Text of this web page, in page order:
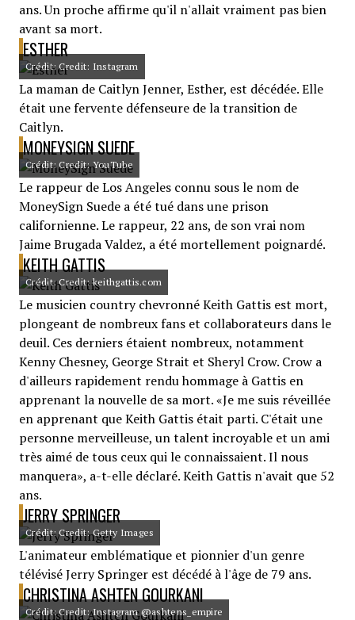
ans. Un proche affirme qu'il n'allait vraiment pas bien
avant sa mort.
ESTHER
Crédit: Credit: Instagram
La maman de Caitlyn Jenner, Esther, est décédée. Elle
était une fervente défenseure de la transition de
Caitlyn.
MONEYSIGN SUEDE
Crédit: Credit: YouTube
Le rappeur de Los Angeles connu sous le nom de
MoneySign Suede a été tué dans une prison
californienne. Le rappeur, 22 ans, de son vrai nom
Jaime Brugada Valdez, a été mortellement poignardé.
KEITH GATTIS
Crédit: Credit: keithgattis.com
Le musicien country chevronné Keith Gattis est mort,
plongeant de nombreux fans et collaborateurs dans le
deuil. Ces derniers étaient nombreux, notamment
Kenny Chesney, George Strait et Sheryl Crow. Crow a
d'ailleurs rapidement rendu hommage à Gattis en
apprenant la nouvelle de sa mort. «Je me suis réveillée
en apprenant que Keith Gattis était parti. C'était une
personne merveilleuse, un talent incroyable et un ami
très aimé de tous ceux qui le connaissaient. Il nous
manquera», a-t-elle déclaré. Keith Gattis n'avait que 52
ans.
JERRY SPRINGER
Crédit: Credit: Getty Images
L'animateur emblématique et pionnier d'un genre
télévisé Jerry Springer est décédé à l'âge de 79 ans.
CHRISTINA ASHTEN GOURKANI
Crédit: Credit: Instagram @ashtens_empire